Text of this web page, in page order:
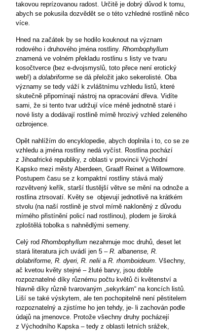
takovou reprízovanou radost. Určitě je dobrý důvod k tomu,
abych se pokusila dozvědět se o této vzhledné rostlině něco
více.
Hned na začátek by se hodilo kouknout na význam
rodového i druhového jména rostliny. Rhombophyllum
znamená ve volném překladu rostlinu s listy ve tvaru
kosočtverce (bez e-dvojsmyslů, toto přece není erotický
web!) a dolabriforme se dá přeložit jako sekerolisté. Oba
významy se tedy váží k zvláštnímu vzhledu listů, které
skutečně připomínají nástroj na opracování dřeva. Vidíte
sami, že si tento tvar udržují více méně jednotně staré i
nové listy a dodávají rostlině mírně hrozivý vzhled zeleného
ozbrojence.
Opět nahlížím do encyklopedie, abych doplnila i to, co se ze
vzhledu a jména rostliny nedá vyčíst. Rostlina pochází
z Jihoafrické republiky, z oblasti v provincii Východní
Kapsko mezi městy Aberdeen, Graaff Reinet a Willowmore.
Postupem času se z kompaktní rostliny stává malý
rozvětvený keřík, starší tlustější větve se mění na odnože a
rostlina ztrsovatí. Květy se objevují jednotlivě na krátkém
stvolu (na naší rostlině je stvol mírně nakloněný z důvodu
mírného přistínění policí nad rostlinou), plodem je široká
zploštělá tobolka s nahnědlými semeny.
Celý rod Rhombophyllum nezahrnuje moc druhů, deset let
stará literatura jich uvádí jen 5 – R. albanense, R.
dolabriforme, R. dyeri, R. nelii a R. rhomboideum. Všechny,
ač kvetou květy stejné – žluté barvy, jsou dobře
rozpoznatelné díky různému počtu květů či květenství a
hlavně díky různě tvarovaným „sekyrkám“ na koncích listů.
Liší se také výskytem, ale ten pochopitelně není pěstitelem
rozpoznatelný a zjistíme ho jen tehdy, je- li zachován podle
údajů na jmenovce. Protože všechny druhy pocházejí
z Východního Kapska – tedy z oblasti letních srážek,